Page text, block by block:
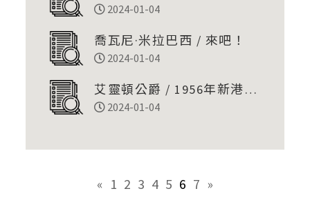
爾士·戴維斯五重奏一起放鬆
2024-01-04
喬瓦尼·米拉巴西 / 來吧！
2024-01-04
艾靈頓公爵 / 1956年新港音
樂節現場全集
2024-01-04
« 1 2 3 4 5 6 7 »